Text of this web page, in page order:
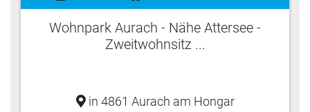
Wohnpark Aurach - Nähe Attersee -
Zweitwohnsitz ...
in 4861 Aurach am Hongar